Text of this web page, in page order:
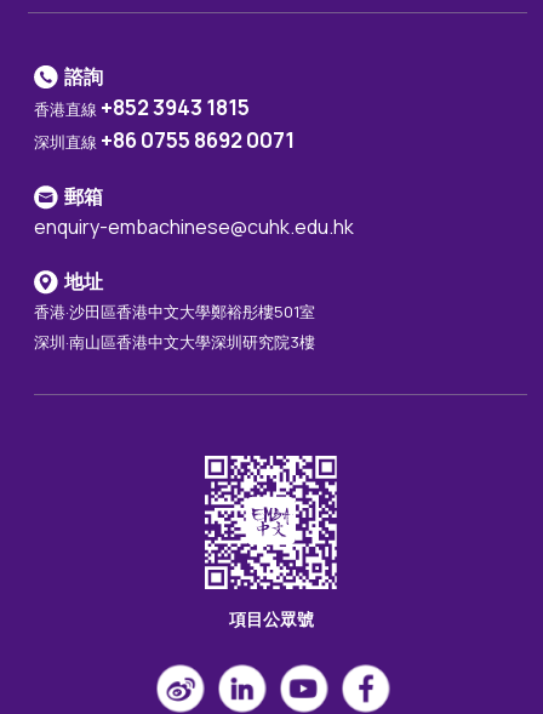
諮詢
香港直線 +852 3943 1815
深圳直線 +86 0755 8692 0071
郵箱
enquiry-embachinese@cuhk.edu.hk
地址
香港·沙田區香港中文大學鄭裕彤樓501室
深圳·南山區香港中文大學深圳研究院3樓
項目公眾號